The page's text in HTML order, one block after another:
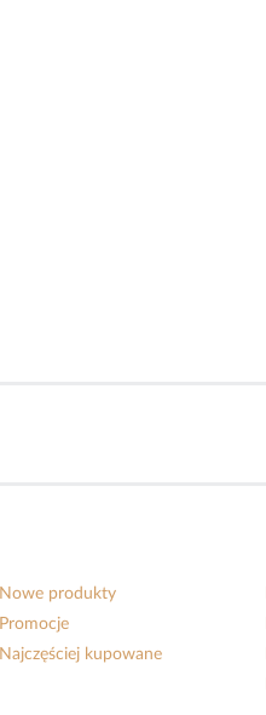
Nowe produkty
Promocje
Najczęściej kupowane